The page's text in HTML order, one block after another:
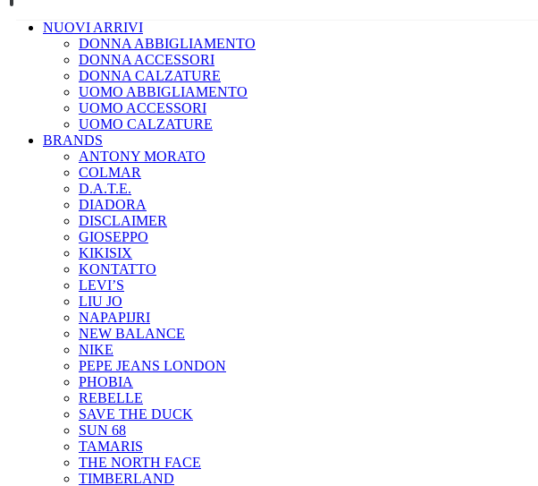
NUOVI ARRIVI
DONNA ABBIGLIAMENTO
DONNA ACCESSORI
DONNA CALZATURE
UOMO ABBIGLIAMENTO
UOMO ACCESSORI
UOMO CALZATURE
BRANDS
ANTONY MORATO
COLMAR
D.A.T.E.
DIADORA
DISCLAIMER
GIOSEPPO
KIKISIX
KONTATTO
LEVI’S
LIU JO
NAPAPIJRI
NEW BALANCE
NIKE
PEPE JEANS LONDON
PHOBIA
REBELLE
SAVE THE DUCK
SUN 68
TAMARIS
THE NORTH FACE
TIMBERLAND